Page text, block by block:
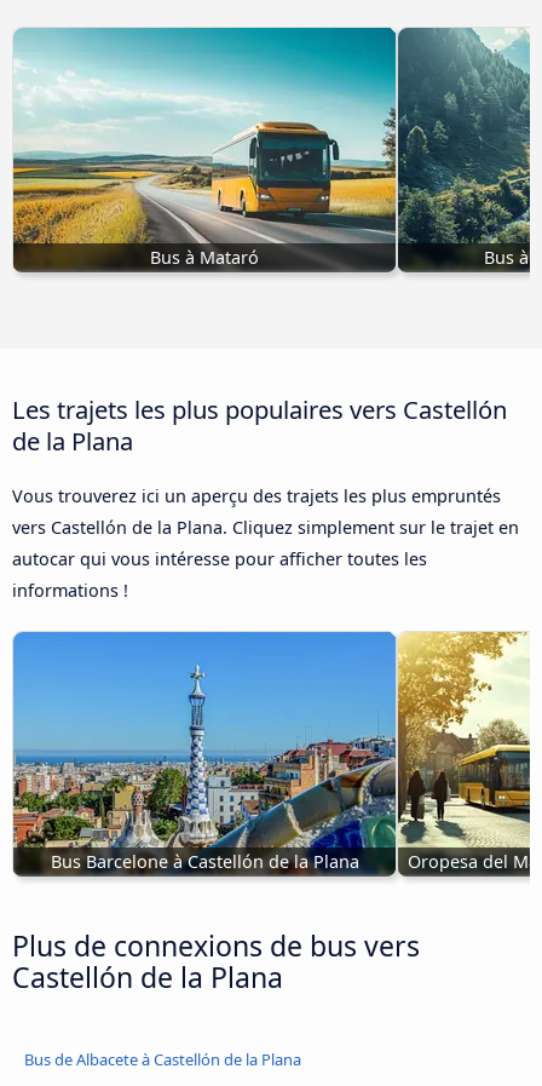
Bus à Mataró Bus à
Les trajets les plus populaires vers Castellón
de la Plana
Vous trouverez ici un aperçu des trajets les plus empruntés
vers Castellón de la Plana. Cliquez simplement sur le trajet en
autocar qui vous intéresse pour afficher toutes les
informations !
Bus Barcelone à Castellón de la Plana Oropesa del
Plus de connexions de bus vers
Castellón de la Plana
Bus de Albacete à Castellón de la Plana